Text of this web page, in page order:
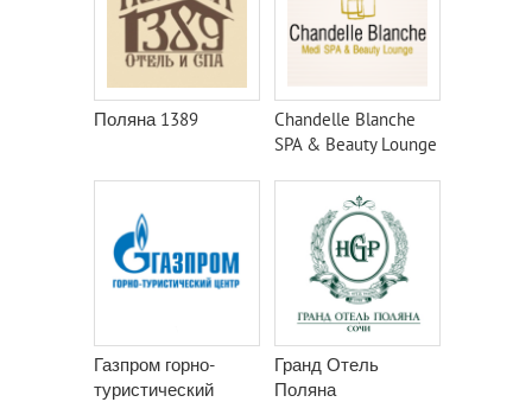
Поляна 1389
Chandelle Blanche
SPA & Beauty Lounge
Газпром горно-
туристический
Гранд Отель
Поляна